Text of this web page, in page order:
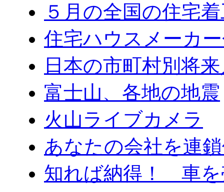
５月の全国の住宅
住宅ハウスメーカ
日本の市町村別将
富士山、各地の地震
火山ライブカメラ
あなたの会社を連
知れば納得！ 車を